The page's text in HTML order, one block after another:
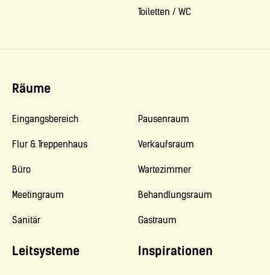
Toiletten / WC
Räume
Leitsysteme Inspirationen
Eingangsbereich
Flur & Treppenhaus
Büro
Meetingraum
Sanitär
Pausenraum
Verkaufsraum
Wartezimmer
Behandlungsraum
Gastraum